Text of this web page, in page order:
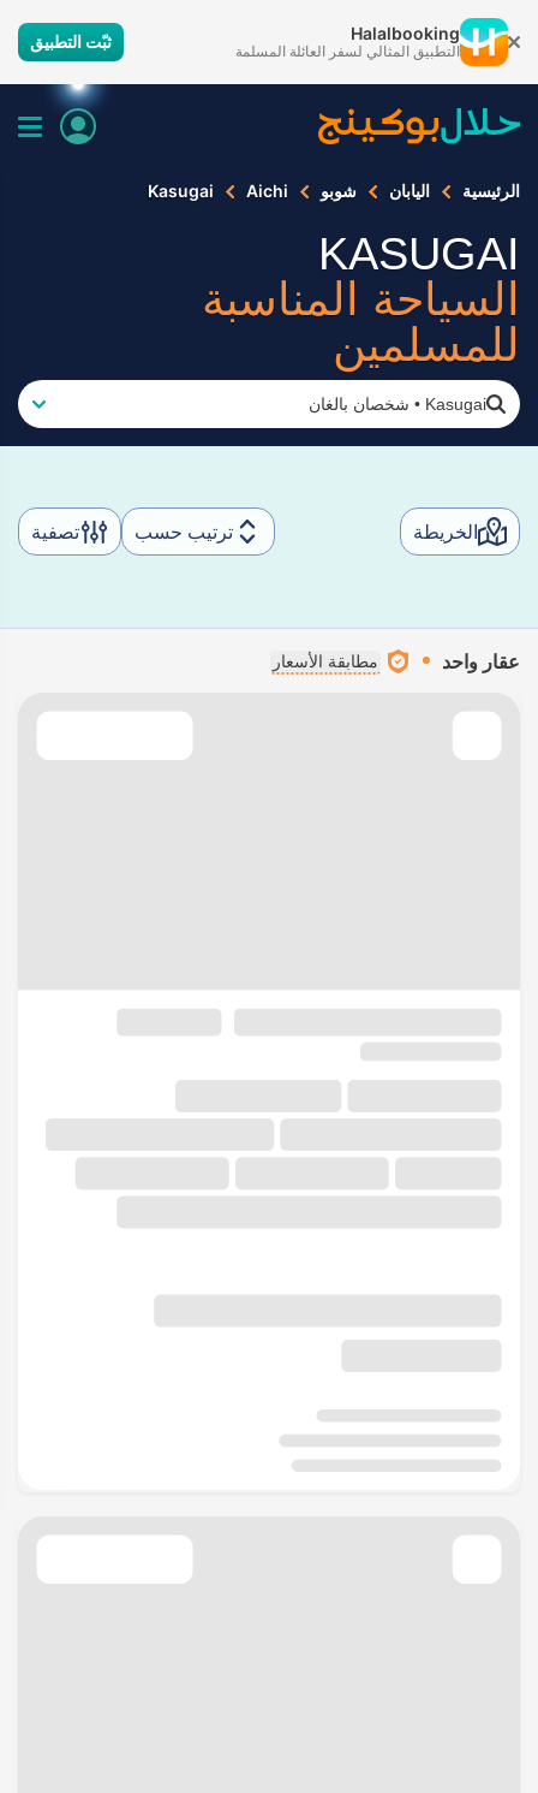
Halalbooking
التطبيق المثالي لسفر العائلة المسلمة ثبّت التطبيق
الرئيسية اليابان شوبو Aichi
Kasugai
KASUGAI
السياحة المناسبة
للمسلمين
Kasugai
• شخصان بالغان
الخريطة ترتيب حسب تصفية
عقار واحد مطابقة الأسعار